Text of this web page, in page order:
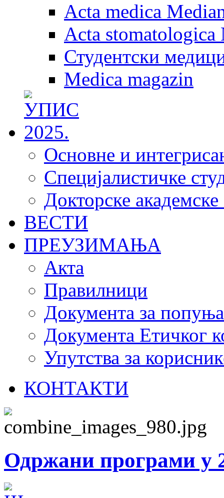
Acta medica
Acta stomatologica
Студентски
Medica magazin
Основне и
Специјалистичке
Докторске академске
ВЕСТИ
ПРЕУЗИМАЊА
Акта
Правилници
Документа за
Документа Етичког
Упутства за
КОНТАКТИ
Одржани програми у